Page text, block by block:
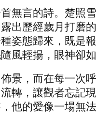
無言的詩。楚照
出歷經歲月打磨
姿態歸來，既是
風輕揚，眼神卻如
景，而在每一次
轉，讓觀者忘記
他的愛像一場無